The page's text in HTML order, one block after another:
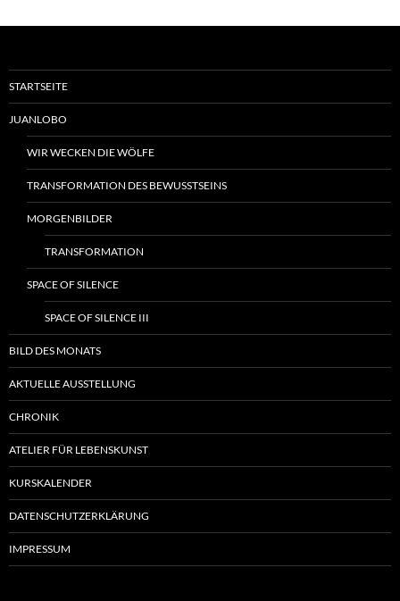
STARTSEITE
JUANLOBO
WIR WECKEN DIE WÖLFE
TRANSFORMATION DES BEWUSSTSEINS
MORGENBILDER
TRANSFORMATION
SPACE OF SILENCE
SPACE OF SILENCE III
BILD DES MONATS
AKTUELLE AUSSTELLUNG
CHRONIK
ATELIER FÜR LEBENSKUNST
KURSKALENDER
DATENSCHUTZERKLÄRUNG
IMPRESSUM